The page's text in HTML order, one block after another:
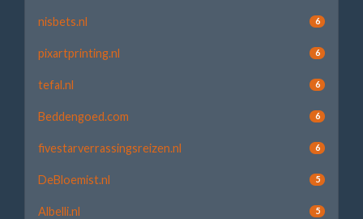
nisbets.nl 6
pixartprinting.nl 6
tefal.nl 6
Beddengoed.com 6
fivestarverrassingsreizen.nl 6
DeBloemist.nl 5
Albelli.nl 5